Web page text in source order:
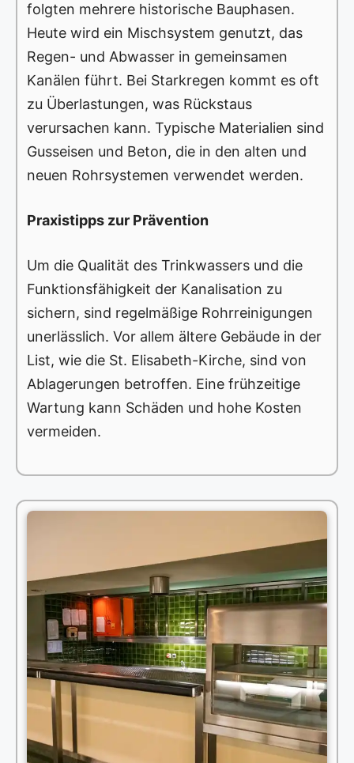
folgten mehrere historische Bauphasen.
Heute wird ein Mischsystem genutzt, das
Regen- und Abwasser in gemeinsamen
Kanälen führt. Bei Starkregen kommt es oft
zu Überlastungen, was Rückstaus
verursachen kann. Typische Materialien sind
Gusseisen und Beton, die in den alten und
neuen Rohrsystemen verwendet werden.
Praxistipps zur Prävention
Um die Qualität des Trinkwassers und die
Funktionsfähigkeit der Kanalisation zu
sichern, sind regelmäßige Rohrreinigungen
unerlässlich. Vor allem ältere Gebäude in der
List, wie die St. Elisabeth-Kirche, sind von
Ablagerungen betroffen. Eine frühzeitige
Wartung kann Schäden und hohe Kosten
vermeiden.